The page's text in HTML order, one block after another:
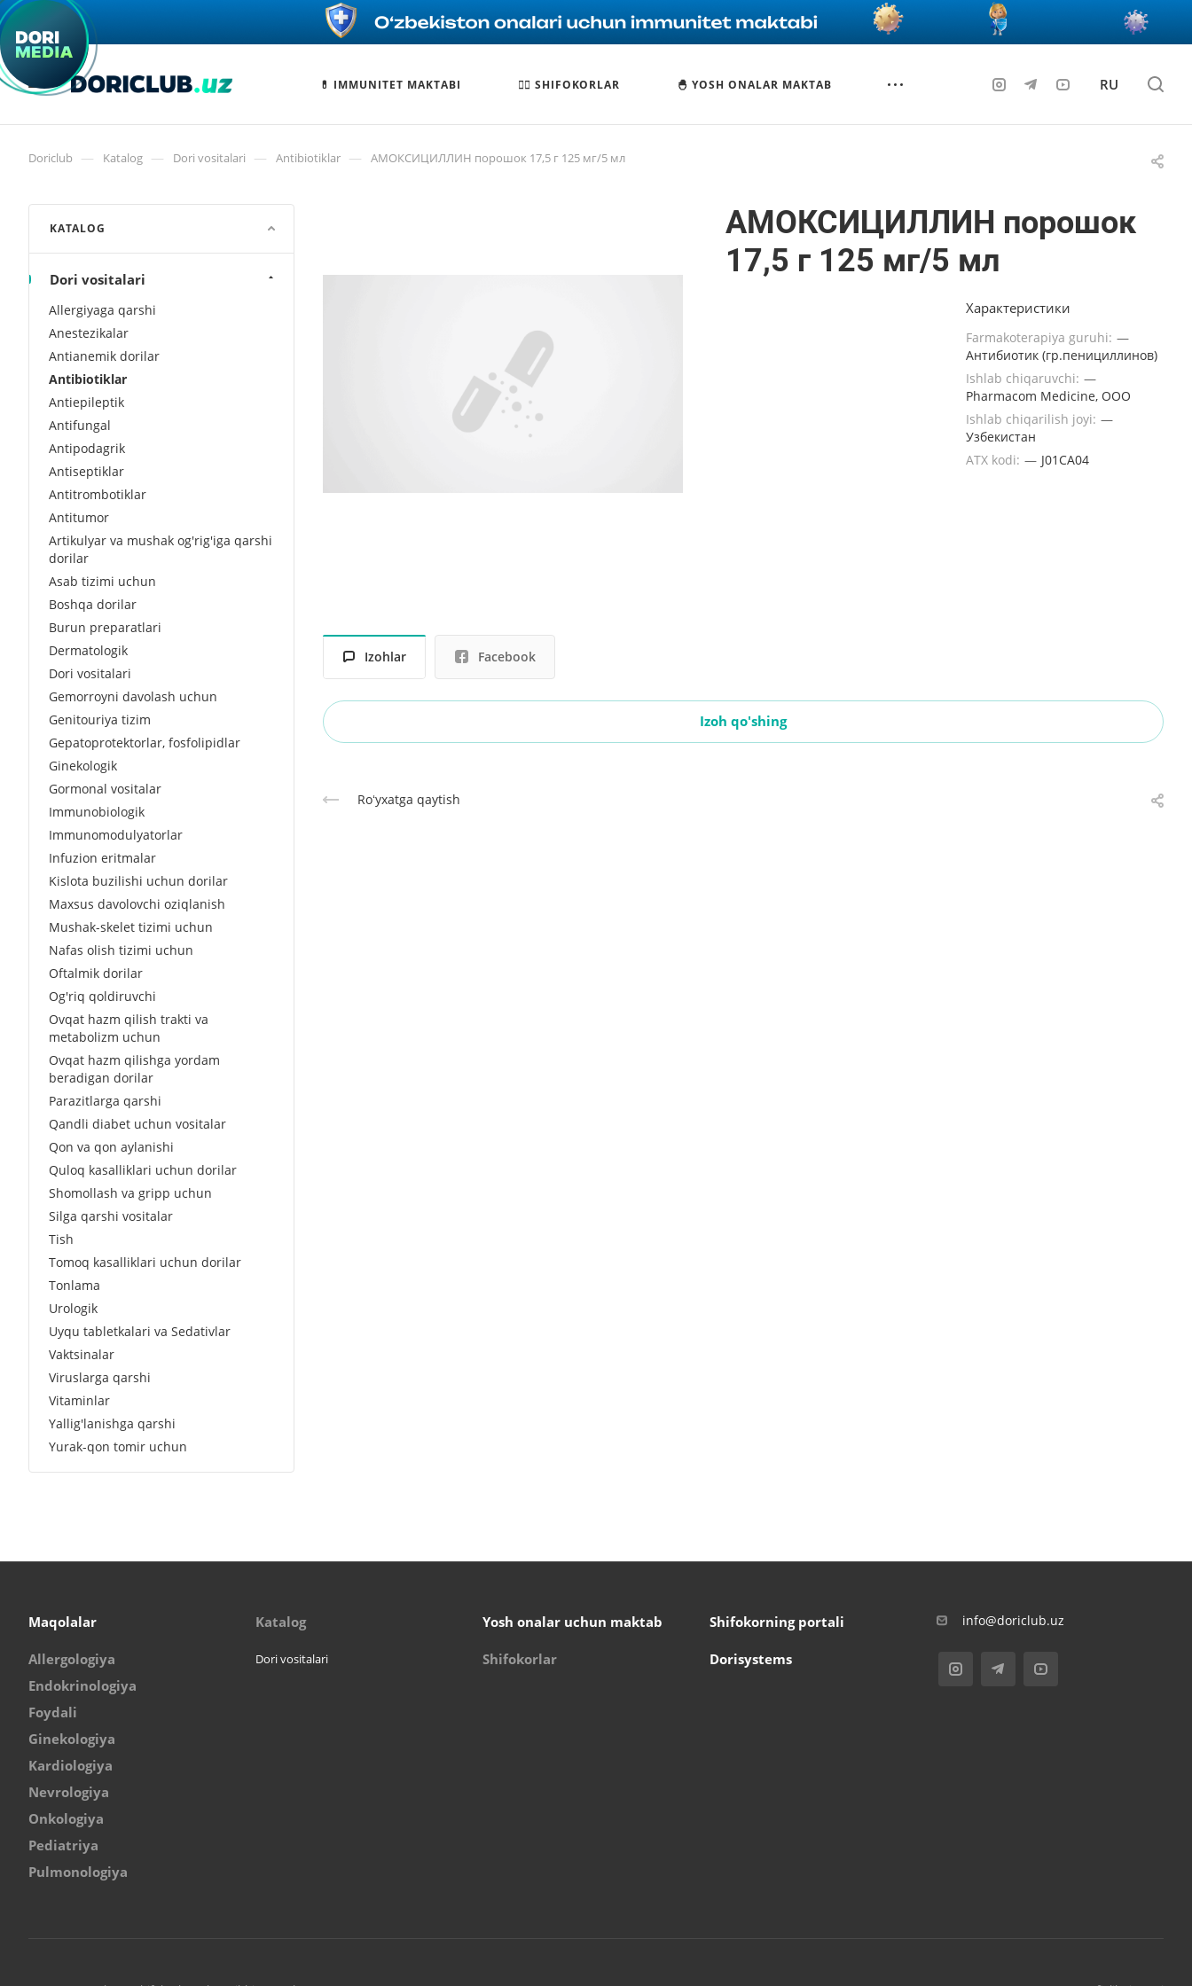
💊 IMMUNITET MAKTABI 🧑‍⚕️ SHIFOKORLAR 🐣 YOSH ONALAR MAKTAB RU
Doriclub — Katalog — Dori vositalari — Antibiotiklar — АМОКСИЦИЛЛИН порошок 17,5 г 125 мг/5 мл
АМОКСИЦИЛЛИН порошок
17,5 г 125 мг/5 мл
Характеристики
Farmakoterapiya guruhi: —
Антибиотик (гр.пенициллинов)
Ishlab chiqaruvchi: —
Pharmacom Medicine, OOO
Ishlab chiqarilish joyi: —
Узбекистан
ATX kodi: — J01CA04
Izohlar Facebook
Izoh qo'shing
Roʻyxatga qaytish
KATALOG
Dori vositalari
Allergiyaga qarshi
Anestezikalar
Antianemik dorilar
Antibiotiklar
Antiepileptik
Antifungal
Antipodagrik
Antiseptiklar
Antitrombotiklar
Antitumor
Artikulyar va mushak og'rig'iga qarshi
dorilar
Asab tizimi uchun
Boshqa dorilar
Burun preparatlari
Dermatologik
Dori vositalari
Gemorroyni davolash uchun
Genitouriya tizim
Gepatoprotektorlar, fosfolipidlar
Ginekologik
Gormonal vositalar
Immunobiologik
Immunomodulyatorlar
Infuzion eritmalar
Kislota buzilishi uchun dorilar
Maxsus davolovchi oziqlanish
Mushak-skelet tizimi uchun
Nafas olish tizimi uchun
Oftalmik dorilar
Og'riq qoldiruvchi
Ovqat hazm qilish trakti va
metabolizm uchun
Ovqat hazm qilishga yordam
beradigan dorilar
Parazitlarga qarshi
Qandli diabet uchun vositalar
Qon va qon aylanishi
Quloq kasalliklari uchun dorilar
Shomollash va gripp uchun
Silga qarshi vositalar
Tish
Tomoq kasalliklari uchun dorilar
Tonlama
Urologik
Uyqu tabletkalari va Sedativlar
Vaktsinalar
Viruslarga qarshi
Vitaminlar
Yallig'lanishga qarshi
Yurak-qon tomir uchun
Maqolalar
Allergologiya
Endokrinologiya
Foydali
Ginekologiya
Kardiologiya
Nevrologiya
Onkologiya
Pediatriya
Pulmonologiya
Katalog
Dori vositalari
Yosh onalar uchun maktab
Shifokorlar
Shifokorning portali
Dorisystems
info@doriclub.uz